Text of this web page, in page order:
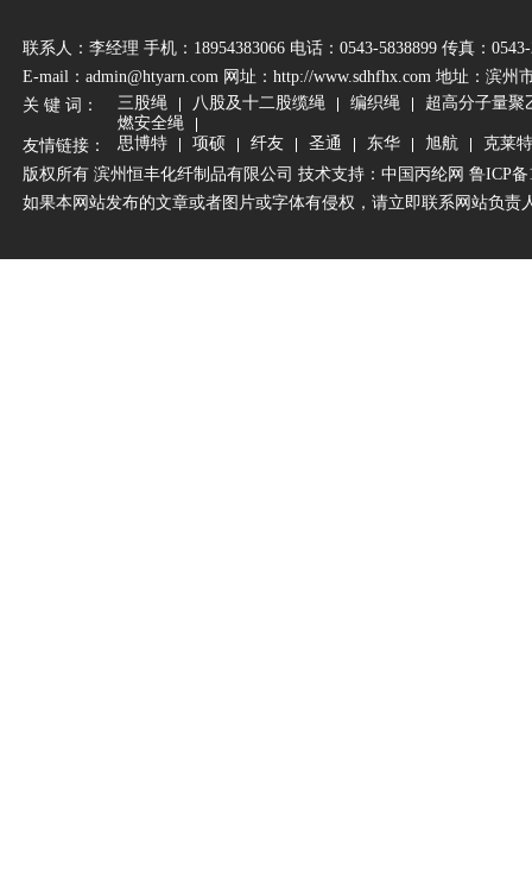
联系人：李经理 手机：18954383066 电话：0543-5838899 传真：0543-
E-mail：admin@htyarn.com 网址： http://www.sdhfhx.com 地址：滨州
关 键 词：
三股绳 八股及十二股缆绳 编织绳
超高分子量聚
燃安全绳
友情链接：
思博特 项硕 纤友 圣通 东华 旭航
克莱特
版权所有 滨州恒丰化纤制品有限公司 技术支持： 中国丙纶网 鲁ICP备
如果本网站发布的文章或者图片或字体有侵权，请立即联系网站负责